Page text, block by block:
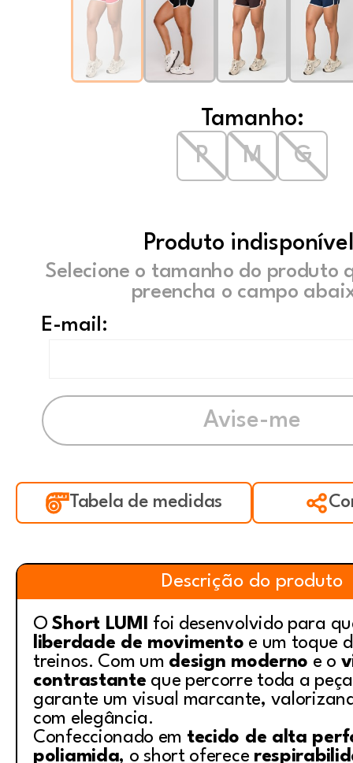
Tamanho:
P
M G
Produto
Selecione o tamanho do produto
preencha o campo
E-mail:
Tabela de medidas
Descrição do produto
OShort LUMI foi desenvolvido para
liberdade de movimento e um toque
treinos. Com um design moderno e o
contrastante que percorre toda a
garante um visual marcante,
com elegância.
Confeccionado em tecido de alta
poliamida, o short oferece